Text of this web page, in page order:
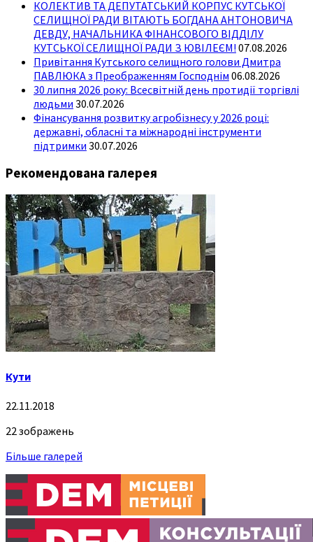
КОЛЕКТИВ ТА ДЕПУТАТСЬКИЙ КОРПУС КУТСЬКОЇ
СЕЛИЩНОЇ РАДИ ВІТАЮТЬ БОГДАНА АНТОНОВИЧА
ДЕВДУ, НАЧАЛЬНИКА ФІНАНСОВОГО ВІДДІЛУ
КУТСЬКОЇ СЕЛИЩНОЇ РАДИ З ЮВІЛЕЄМ! 07.08.2026
Привітання Кутського селищного голови Дмитра
ПАВЛЮКА з Преображенням Господнім 06.08.2026
30 липня 2026 року: Всесвітній день протидії торгівлі
людьми 30.07.2026
Фінансування розвитку агробізнесу у 2026 році:
державні, обласні та міжнародні інструменти
підтримки 30.07.2026
Рекомендована галерея
Кути
22.11.2018
22 зображень
Більше галерей